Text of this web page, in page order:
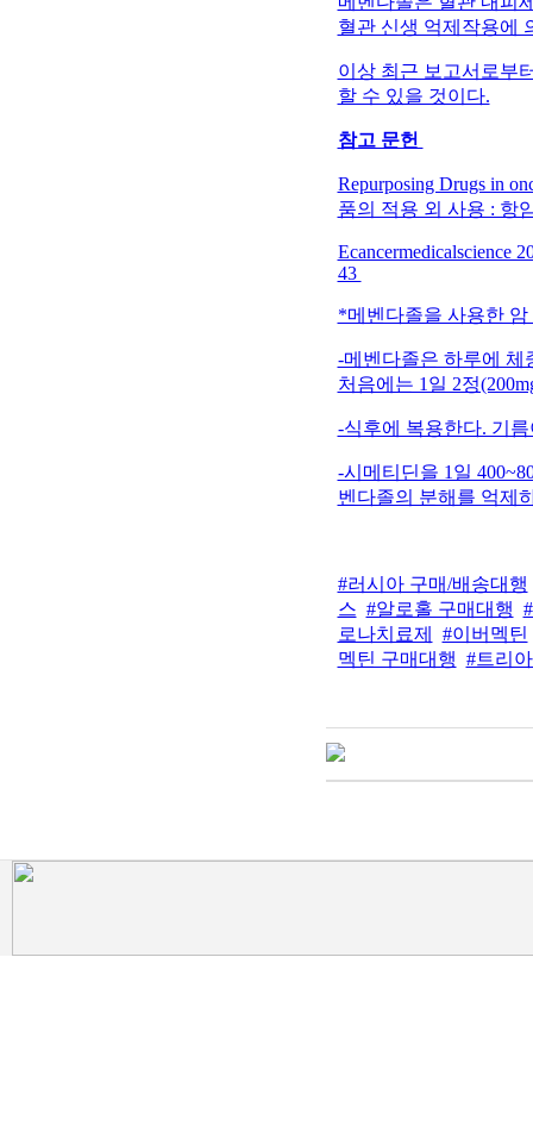
혈관 신생 억제작용에
이상 최근 보고서로부
할 수 있을 것이다.
참고 문헌
Repurposing Drugs in
품의 적용 외 사용 : 항
Ecancermedicalscience
43
*메벤다졸을 사용한
-메벤다졸은 하루에 체
처음에는 1일 2정
-식후에 복용한다. 기
-시메티딘을 1일
벤다졸의 분해를 억제
#러시아 구매/배송대행
스 #알로홀 구매대행
로나치료제
#이버멕틴
멕틴 구매대행 #트리